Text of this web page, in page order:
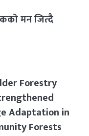
मन जित्दै
Forestry
Adaptation in
Forests